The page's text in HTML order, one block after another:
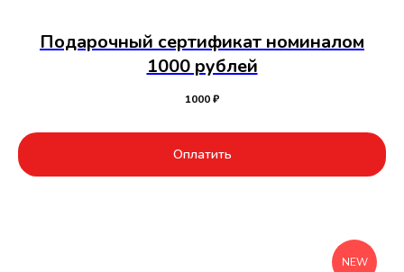
Подарочный сертификат номиналом
1000 рублей
1000₽
Оплатить
NEW